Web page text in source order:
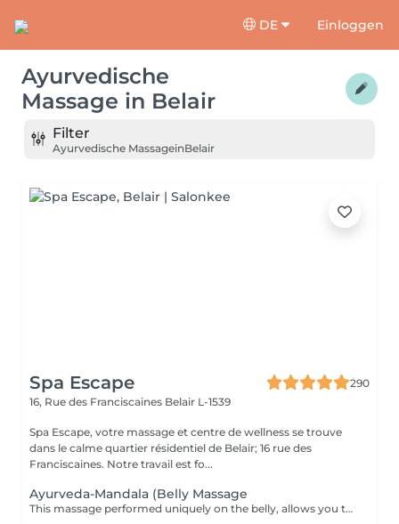
DE Einloggen
Ayurvedische
Massage in Belair
Filter
Ayurvedische MassageinBelair
Spa Escape
290
16, Rue des Franciscaines Belair L-1539
Spa Escape, votre massage et centre de wellness se trouve
dans le calme quartier résidentiel de Belair; 16 rue des
Franciscaines. Notre travail est fo...
Ayurveda-Mandala (Belly Massage
This massage performed uniquely on the belly, allows you to eliminate the stress and stagnant emotions that one tends to hold onto. It promotes a deep sense of letting go and permits a healthy energy circulation and enhances a comfortable digestion.